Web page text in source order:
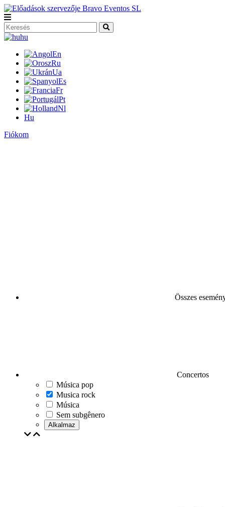
hu
En
Ru
Ua
Es
Fr
Pt
Nl
Hu
Fiókom
Összes
Concertos
Música pop
Musica rock
Música
Sem subgênero
Alkalmaz